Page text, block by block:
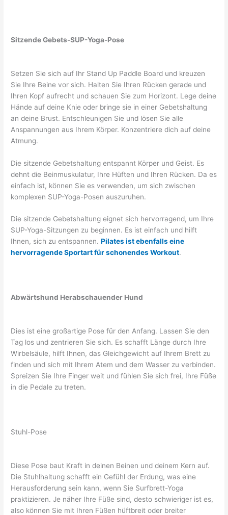
Sitzende Gebets-SUP-Yoga-Pose
Setzen Sie sich auf Ihr Stand Up Paddle Board und kreuzen
Sie Ihre Beine vor sich. Halten Sie Ihren Rücken gerade und
Ihren Kopf aufrecht und schauen Sie zum Horizont. Lege deine
Hände auf deine Knie oder bringe sie in einer Gebetshaltung
an deine Brust. Entschleunigen Sie und lösen Sie alle
Anspannungen aus Ihrem Körper. Konzentriere dich auf deine
Atmung.
Die sitzende Gebetshaltung entspannt Körper und Geist. Es
dehnt die Beinmuskulatur, Ihre Hüften und Ihren Rücken. Da es
einfach ist, können Sie es verwenden, um sich zwischen
komplexen SUP-Yoga-Posen auszuruhen.
Die sitzende Gebetshaltung eignet sich hervorragend, um Ihre
SUP-Yoga-Sitzungen zu beginnen. Es ist einfach und hilft
Ihnen, sich zu entspannen.Pilates ist ebenfalls eine
hervorragende Sportart für schonendes Workout.
Abwärtshund Herabschauender Hund
Dies ist eine großartige Pose für den Anfang. Lassen Sie den
Tag los und zentrieren Sie sich. Es schafft Länge durch Ihre
Wirbelsäule, hilft Ihnen, das Gleichgewicht auf Ihrem Brett zu
finden und sich mit Ihrem Atem und dem Wasser zu verbinden.
Spreizen Sie Ihre Finger weit und fühlen Sie sich frei, Ihre Füße
in die Pedale zu treten.
Stuhl-Pose
Diese Pose baut Kraft in deinen Beinen und deinem Kern auf.
Die Stuhlhaltung schafft ein Gefühl der Erdung, was eine
Herausforderung sein kann, wenn Sie Surfbrett-Yoga
praktizieren. Je näher Ihre Füße sind, desto schwieriger ist es,
also können Sie mit Ihren Füßen hüftbreit oder breiter